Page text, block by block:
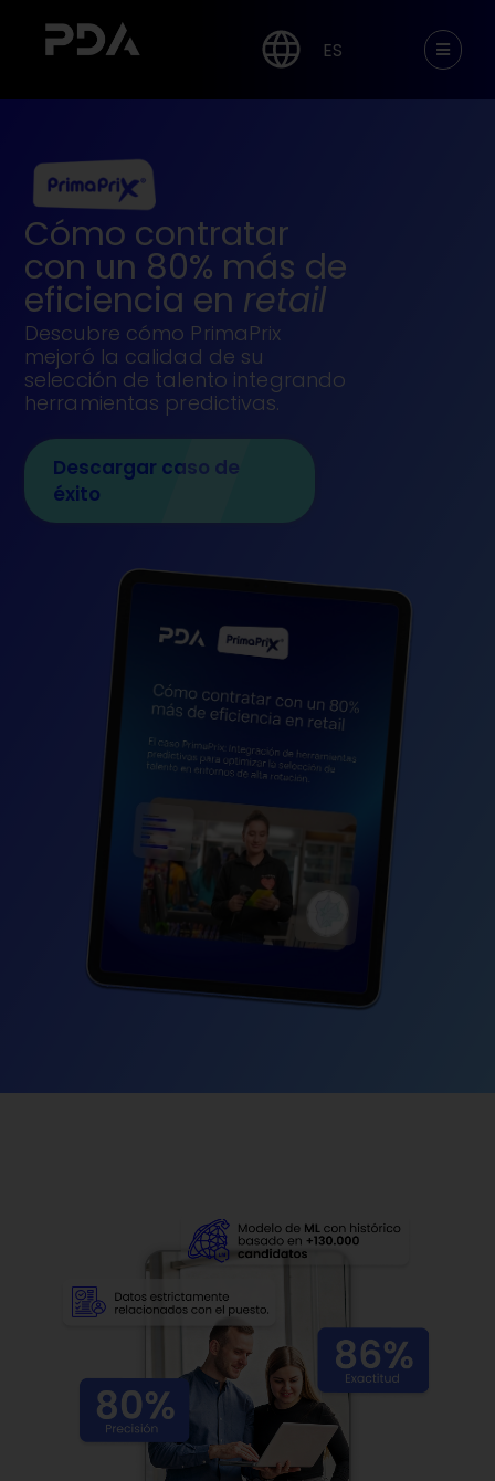
ES
Cómo contratar
con un 80% más de
eficiencia en retail
Descubre cómo PrimaPrix
mejoró la calidad de su
selección de talento integrando
herramientas predictivas.
Descargar caso de
éxito